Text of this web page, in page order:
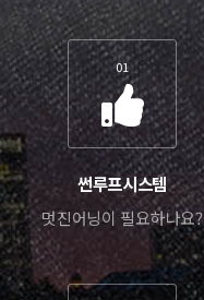
01
썬루프시스템
멋진어닝이 필요하나요?